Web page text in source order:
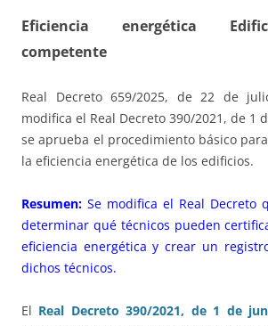
Eficiencia energética
competente
Real Decreto 659/2025, de 22 de
modifica el Real Decreto 390/2021, de 1
se aprueba el procedimiento básico
la eficiencia energética de los edificios.
Resumen: Se modifica el Real Decreto
determinar qué técnicos pueden
eficiencia energética y crear un
dichos técnicos.
El Real Decreto 390/2021, de 1 de